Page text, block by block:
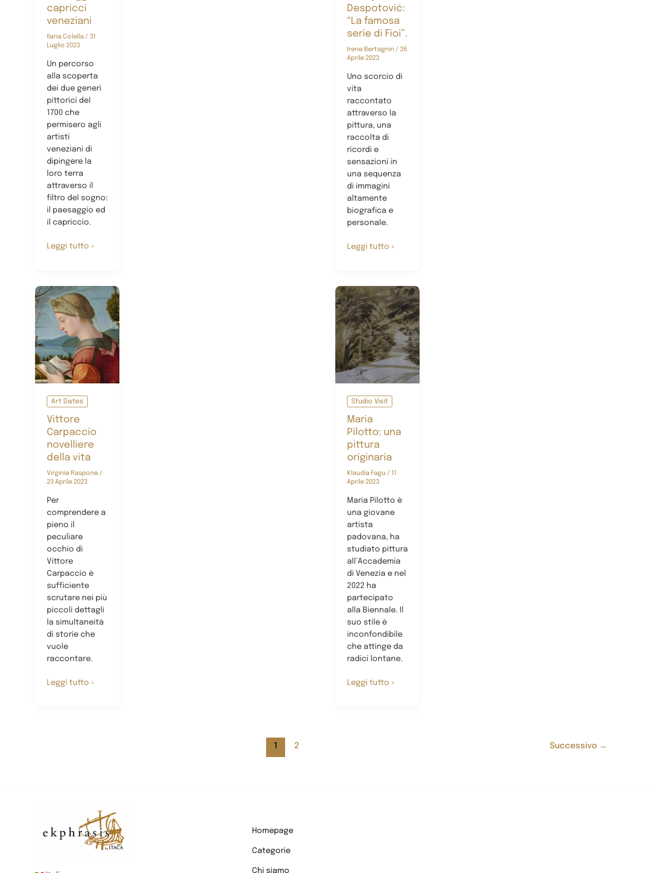
capricci
veneziani
Ilaria Colella / 31
Luglio 2023
Un percorso
alla scoperta
dei due generi
pittorici del
1700 che
permisero agli
artisti
veneziani di
dipingere la
loro terra
attraverso il
filtro del sogno:
il paesaggio ed
il capriccio.
Paesaggi
Leggi tutto »
Despotović:
“La famosa
serie di Fioi”.
Irene Bertagnin / 26
Aprile 2023
Uno scorcio di
vita
raccontato
attraverso la
pittura, una
raccolta di
ricordi e
sensazioni in
una sequenza
di immagini
altamente
biografica e
personale.
Nebojša
serie
di
Fioi”.
Leggi tutto »
Art Dates
Vittore
Carpaccio
novelliere
della vita
Virginia Raspone /
23 Aprile 2023
Per
comprendere a
pieno il
peculiare
occhio di
Vittore
Carpaccio è
sufficiente
scrutare nei più
piccoli dettagli
la simultaneità
di storie che
vuole
raccontare.
Vittore
Leggi tutto »
Studio Visit
Maria
Pilotto: una
pittura
originaria
Klaudia Fagu /
Aprile 2023
Maria Pilotto è
una giovane
artista
padovana, ha
studiato pittura
all’Accademia
di Venezia e nel
2022 ha
partecipato
alla Biennale. Il
suo stile è
inconfondibile
che attinge da
radici lontane.
Maria
Leggi tutto »
1 2 Successivo →
Homepage
Categorie
Chi siamo